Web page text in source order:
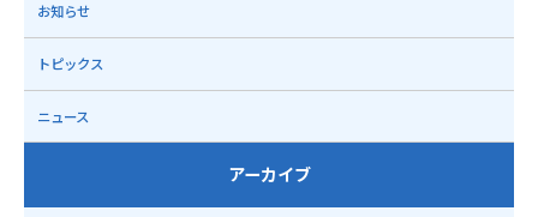
お知らせ
トピックス
ニュース
アーカイブ